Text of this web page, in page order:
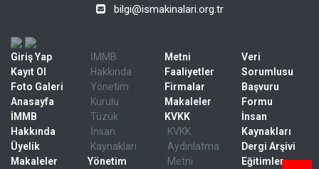
bilgi@ismakinalari.org.tr
Giriş Yap
Kayıt Ol
Foto Galeri
Anasayfa
İMMB
Hakkında
Üyelik
Makaleler
İMMB
Hakkında
Yönetim
Kurulu
Tüzük
İnsan
Kaynakları
Yönetim
Metni
Faaliyetler
Firmalar
Makaleler
KVKK
KVKK
Aydınlatma
Metni
Veri
Sorumlusu
Başvuru
Formu
İnsan
Kaynakları
Dergi Arşivi
Eğitimler